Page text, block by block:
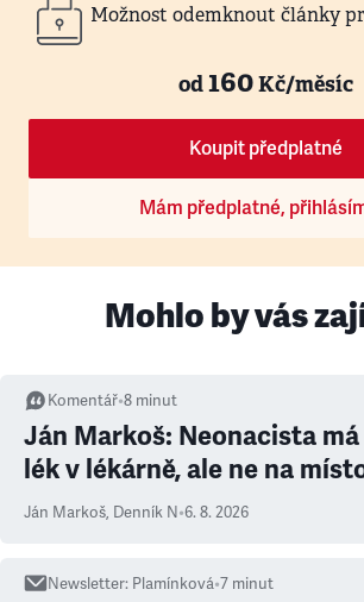
Možnost odemknout články
od160Kč/měsíc
Koupit předplatné
Mám předplatné,
Mohlo by vás
Komentář•8 minut
Ján Markoš: Neonacista
lék v lékárně, ale ne na
Ján Markoš, Denník N•6. 8. 2026
Newsletter: Plamínková•7 minut